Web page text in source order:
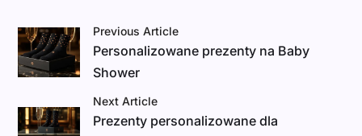
Previous Article
Personalizowane prezenty na Baby
Shower
Next Article
Prezenty personalizowane dla